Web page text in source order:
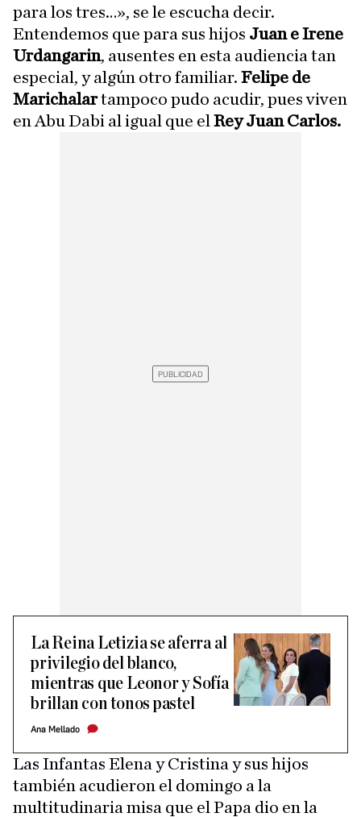
para los tres…», se le escucha decir.
Entendemos que para sus hijos Juan e Irene
Urdangarin, ausentes en esta audiencia tan
especial, y algún otro familiar. Felipe de
Marichalartampoco pudo acudir, pues viven
en Abu Dabi al igual que el Rey Juan Carlos.
La Reina Letizia se aferra al
privilegio del blanco,
mientras que Leonor y Sofía
brillan con tonos pastel
Ana Mellado
Las Infantas Elena y Cristina y sus hijos
también acudieron el domingo a la
multitudinaria misa que el Papa dio en la